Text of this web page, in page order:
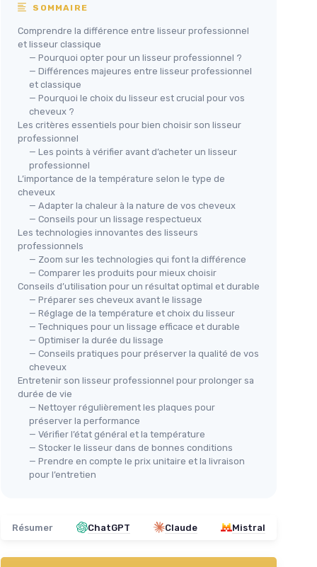
abîmés
Ghd Max - Lisseur professionnel
noir
Lissage 2x plus rapide
＋
Sans chaleur extrême
＋
＋
Idéal pour cheveux longs, épais et
bouclés
★★★★★
★★★★★ 993 avis
Voir l'offre
SOMMAIRE
Comprendre la différence entre lisseur professionnel
et lisseur classique
— Pourquoi opter pour un lisseur professionnel ?
— Différences majeures entre lisseur professionnel
et classique
— Pourquoi le choix du lisseur est crucial pour vos
cheveux ?
Les critères essentiels pour bien choisir son lisseur
professionnel
— Les points à vérifier avant d’acheter un lisseur
professionnel
L’importance de la température selon le type de
cheveux
— Adapter la chaleur à la nature de vos cheveux
— Conseils pour un lissage respectueux
Les technologies innovantes des lisseurs
professionnels
— Zoom sur les technologies qui font la différence
— Comparer les produits pour mieux choisir
Conseils d’utilisation pour un résultat optimal et durable
— Préparer ses cheveux avant le lissage
— Réglage de la température et choix du lisseur
— Techniques pour un lissage efficace et durable
— Optimiser la durée du lissage
— Conseils pratiques pour préserver la qualité de vos
cheveux
Entretenir son lisseur professionnel pour prolonger sa
durée de vie
— Nettoyer régulièrement les plaques pour
préserver la performance
— Vérifier l’état général et la température
— Stocker le lisseur dans de bonnes conditions
— Prendre en compte le prix unitaire et la livraison
pour l’entretien
Résumer ChatGPT Claude Mistral